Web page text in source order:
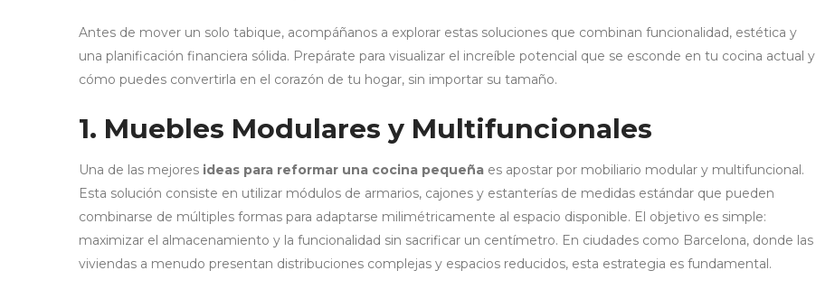
Antes de mover un solo tabique, acompáñanos a explorar estas soluciones que combinan funcionalidad, estética y
una planificación financiera sólida. Prepárate para visualizar el increíble potencial que se esconde en tu cocina actual y
cómo puedes convertirla en el corazón de tu hogar, sin importar su tamaño.
1. Muebles Modulares y Multifuncionales
Una de las mejores ideas para reformar una cocina pequeña es apostar por mobiliario modular y multifuncional.
Esta solución consiste en utilizar módulos de armarios, cajones y estanterías de medidas estándar que pueden
combinarse de múltiples formas para adaptarse milimétricamente al espacio disponible. El objetivo es simple:
maximizar el almacenamiento y la funcionalidad sin sacrificar un centímetro. En ciudades como Barcelona, donde las
viviendas a menudo presentan distribuciones complejas y espacios reducidos, esta estrategia es fundamental.